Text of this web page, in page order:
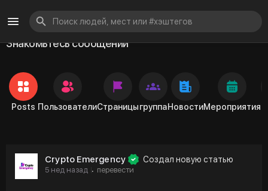
Знакомьтесь сообщений
Posts ПользователиСтраницыгруппаНовостиМероприятия
Crypto Emergency Создал новую статью
5 нед назад · перевести